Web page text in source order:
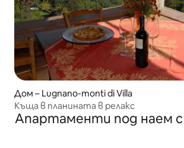
Дом – Lugnano-monti di Villa
Къща в планината в релакс
Апартаменти под наем